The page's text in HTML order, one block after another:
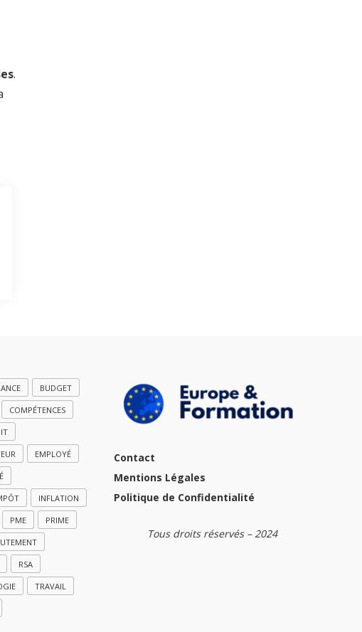
.
BUDGET
COMPÉTENCES
EMPLOYÉ
INFLATION
PME PRIME
RSA
TRAVAIL
Contact
Mentions Légales
Politique de Confidentialité
Tous droits réservés – 2024